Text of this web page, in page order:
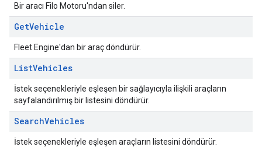
Bir aracı Filo Motoru'ndan siler.
GetVehicle
Fleet Engine'dan bir araç döndürür.
ListVehicles
İstek seçenekleriyle eşleşen bir sağlayıcıyla ilişkili araçların
sayfalandırılmış bir listesini döndürür.
SearchVehicles
İstek seçenekleriyle eşleşen araçların listesini döndürür.